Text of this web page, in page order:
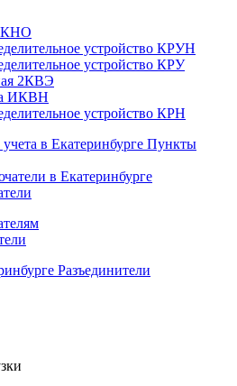
устройство КРУН
устройство КРУ
2КВЭ
ИКВН
устройство КРН
Пункты
Разъединители